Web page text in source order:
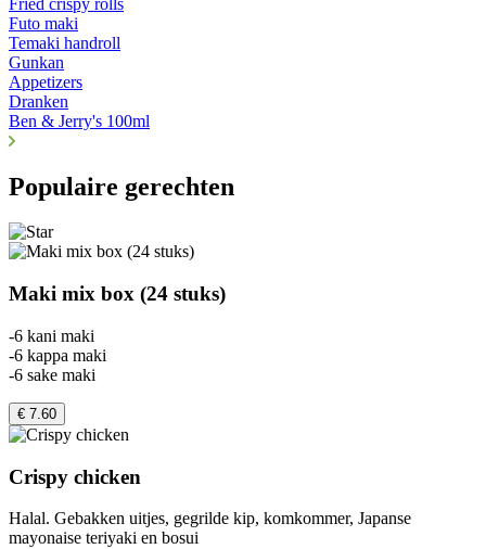
Futo maki
Temaki handroll
Gunkan
Appetizers
Dranken
Ben & Jerry's 100ml
Populaire gerechten
Maki mix box (24 stuks)
-6 kani maki
-6 kappa maki
-6 sake maki
€ 7.60
Crispy chicken
Halal. Gebakken uitjes, gegrilde kip, komkommer, Japanse
mayonaise teriyaki en bosui